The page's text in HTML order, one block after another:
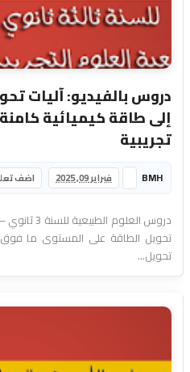
دروس بالفيديو: آليات
إلى طاقة كيميائية
تجريبية
BMH فبراير 09, 2025 اضف
دروس العلوم
تحويل الطاقة على المستوى ما فوق
تحويل...